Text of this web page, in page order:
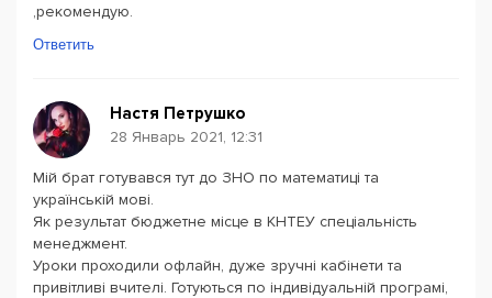
,рекомендую.
Ответить
Настя Петрушко
28 Январь 2021, 12:31
Мій брат готувався тут до ЗНО по математиці та
українській мові.
Як результат бюджетне місце в КНТЕУ спеціальність
менеджмент.
Уроки проходили офлайн, дуже зручні кабінети та
привітливі вчителі. Готуються по індивідуальній програмі,